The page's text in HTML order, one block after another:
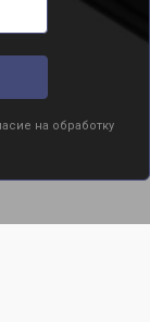
на обработку